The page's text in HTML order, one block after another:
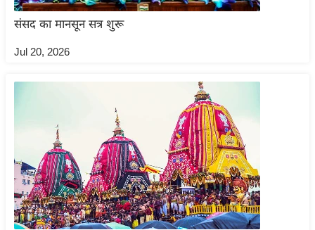
या
सा
हि
ज
टो
व
र्ल्ड
न्यू
संसद का मानसून सत्र शुरू
Jul 20, 2026